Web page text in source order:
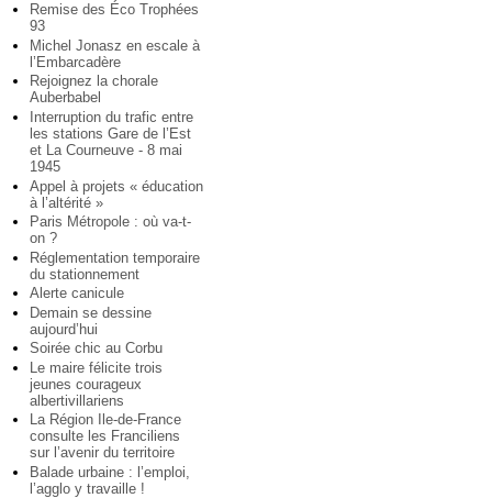
Remise des Éco Trophées
93
Michel Jonasz en escale à
l’Embarcadère
Rejoignez la chorale
Auberbabel
Interruption du trafic entre
les stations Gare de l’Est
et La Courneuve - 8 mai
1945
Appel à projets « éducation
à l’altérité »
Paris Métropole : où va-t-
on ?
Réglementation temporaire
du stationnement
Alerte canicule
Demain se dessine
aujourd’hui
Soirée chic au Corbu
Le maire félicite trois
jeunes courageux
albertivillariens
La Région Ile-de-France
consulte les Franciliens
sur l’avenir du territoire
Balade urbaine : l’emploi,
l’agglo y travaille !